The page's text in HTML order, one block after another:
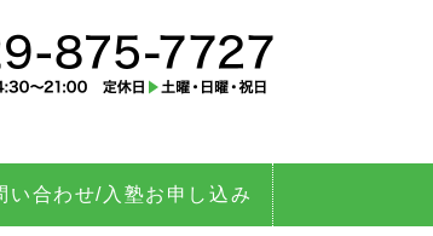
ベターアップ）｜茨城県
い合わせ/入塾お申し込み